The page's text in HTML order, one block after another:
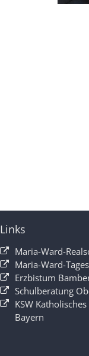
Links
Maria-Ward-
Maria-Ward-
Erzbistum
Schulberatung
KSW
Bayern